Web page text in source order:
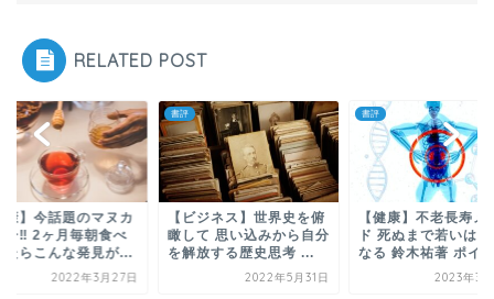
RELATED POST
康】今話題のマヌカ
ー‼ 2ヶ月毎朝食べ
たらこんな発見が...
2022年3月27日
書評
【ビジネス】世界史を俯
瞰して 思い込みから自分
を解放する歴史思考 ...
2022年5月31日
書評
【健康】不老長寿メ
ド 死ぬまで若いは
なる 鈴木祐著 ポイ...
2023年3